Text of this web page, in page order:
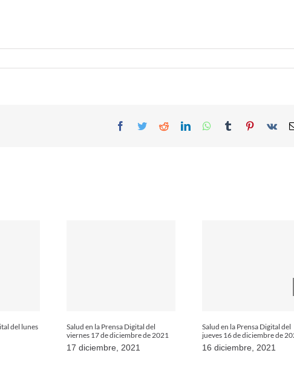
Facebook
TwitterRedditLinkedInWhatsApp
Tumblr Pinterest
Vk
del lunes
Salud en la Prensa Digital del
viernes 17 de diciembre de 2021
17 diciembre, 2021
Salud en la Prensa Digital del
jueves 16 de diciembre de
16 diciembre, 2021